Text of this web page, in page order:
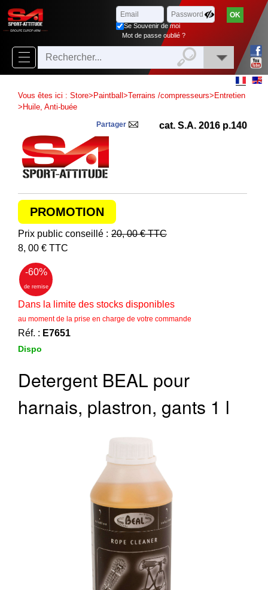
Parcourir
Nouveautés
Packs
ventes
Airsoft ‣
Paintball‣
Air
Comprimé
‣
&
Défense
Accueil
Marques
Téléchargements
C.G.V.
Contact
xFermer
Se Souvenir de moi
Mot de passe oublié ?
Vous êtes ici : Store> Paintball >Terrains /compresseurs> Entretien
> Huile, Anti-buée
cat. S.A. 2016 p.140
Partager
PROMOTION
Prix public conseillé : 20, 00€ TTC
8, 00 € TTC
-60%
de remise
Dans la limite des stocks disponibles
au moment de la prise en charge de votre commande
Réf. : E7651
Dispo
Detergent BEAL pour
harnais, plastron, gants 1 l